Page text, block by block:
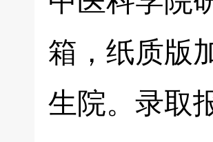
箱，纸质版
生院。录取